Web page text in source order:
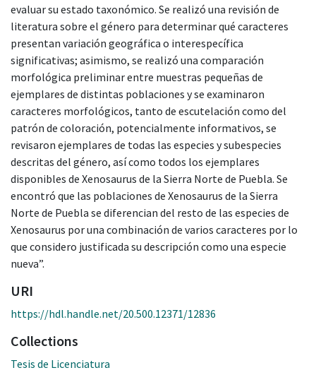
evaluar su estado taxonómico. Se realizó una revisión de
literatura sobre el género para determinar qué caracteres
presentan variación geográfica o interespecífica
significativas; asimismo, se realizó una comparación
morfológica preliminar entre muestras pequeñas de
ejemplares de distintas poblaciones y se examinaron
caracteres morfológicos, tanto de escutelación como del
patrón de coloración, potencialmente informativos, se
revisaron ejemplares de todas las especies y subespecies
descritas del género, así como todos los ejemplares
disponibles de Xenosaurus de la Sierra Norte de Puebla. Se
encontró que las poblaciones de Xenosaurus de la Sierra
Norte de Puebla se diferencian del resto de las especies de
Xenosaurus por una combinación de varios caracteres por lo
que considero justificada su descripción como una especie
nueva”.
URI
https://hdl.handle.net/20.500.12371/12836
Collections
Tesis de Licenciatura